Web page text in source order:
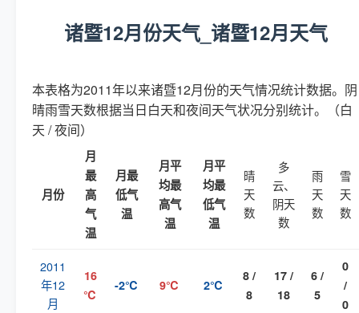
诸暨12月份天气_诸暨12月天气
本表格为2011年以来诸暨12月份的天气情况统计数据。阴
晴雨雪天数根据当日白天和夜间天气状况分别统计。（白
天 / 夜间）
月份
月
最
高
气
温
月最
低气
温
月平
均最
高气
温
月平
均最
低气
温
晴
天
数
多
云、
阴天
数
雨
天
数
雪
天
数
2011
年12
月
16
℃
-2℃ 9℃ 2℃
8 /
8
17 /
18
6 /
5
0
/
0